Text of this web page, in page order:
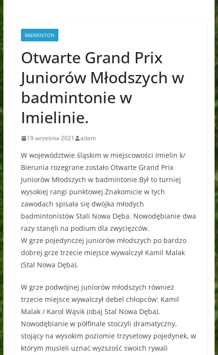
BADMINTON
Otwarte Grand Prix
Juniorów Młodszych w
badmintonie w
Imielinie.
19 września 2021 adam
W województwie śląskim w miejscowości Imielin k/
Bierunia rozegrane zostało Otwarte Grand Prix
Juniorów Młodszych w badmintonie.Był to turniej
wysokiej rangi punktowej.Znakomicie w tych
zawodach spisała się dwójka młodych
badmintonistów Stali Nowa Dęba. Nowodębianie dwa
razy stanęli na podium dla zwycięzców.
W grze pojedynczej juniorów młodszych po bardzo
dobrej grze trzecie miejsce wywalczył Kamil Malak
(Stal Nowa Dęba).
W grze podwójnej juniorów młodszych również
trzecie miejsce wywalczył debel chłopców: Kamil
Malak / Karol Wąsik (obaj Stal Nowa Dęba).
Nowodębianie w półfinale stoczyli dramatyczny,
stojący na wysokim poziomie trzysetowy pojedynek, w
którym musieli uznać wyższość swoich rywali